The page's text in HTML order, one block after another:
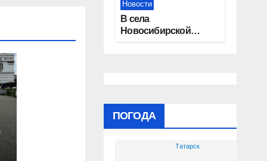
Новости
В села
Новосибирской
ПОГОДА
Татарск